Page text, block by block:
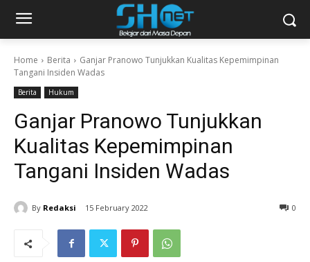
Home Berita
Ganjar Pranowo Tunjukkan Kualitas Kepemimpinan
Tangani Insiden Wadas
Berita Hukum
Ganjar Pranowo Tunjukkan
Kualitas Kepemimpinan
Tangani Insiden Wadas
By Redaksi 15 February 2022 0